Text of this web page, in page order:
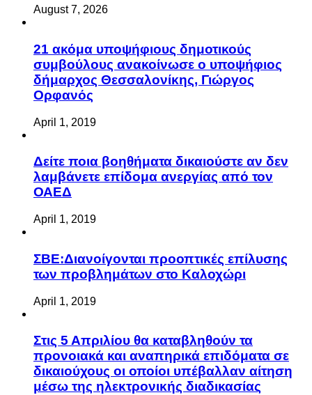
August 7, 2026
21 ακόμα υποψήφιους δημοτικούς
συμβούλους ανακοίνωσε ο υποψήφιος
δήμαρχος Θεσσαλονίκης, Γιώργος
Ορφανός
April 1, 2019
Δείτε ποια βοηθήματα δικαιούστε αν δεν
λαμβάνετε επίδομα ανεργίας από τον
ΟΑΕΔ
April 1, 2019
ΣΒΕ:Διανοίγονται προοπτικές επίλυσης
των προβλημάτων στο Καλοχώρι
April 1, 2019
Στις 5 Απριλίου θα καταβληθούν τα
προνοιακά και αναπηρικά επιδόματα σε
δικαιούχους οι οποίοι υπέβαλλαν αίτηση
μέσω της ηλεκτρονικής διαδικασίας